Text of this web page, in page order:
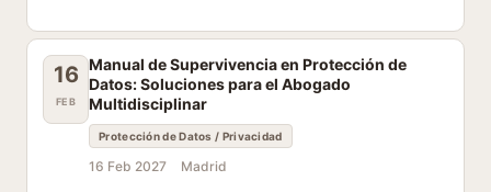
16
FEB
Manual de Supervivencia en Protección de
Datos: Soluciones para el Abogado
Multidisciplinar
Protección de Datos / Privacidad
16 Feb 2027 Madrid